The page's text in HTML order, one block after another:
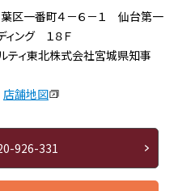
区一番町４－６－１ 仙台第一
ィング １８Ｆ
ティ東北株式会社宮城県知事
店舗地図
926-331